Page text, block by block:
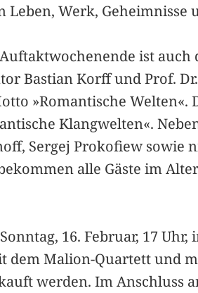
Leben, Werk,
ist auch
Bastian Korff und Prof.
»Romantische
Klangwelten«.
Sergej Prokofiew
alle Gäste im
16. Februar, 17
dem Malion-Quartett und
werden. Im Anschluss